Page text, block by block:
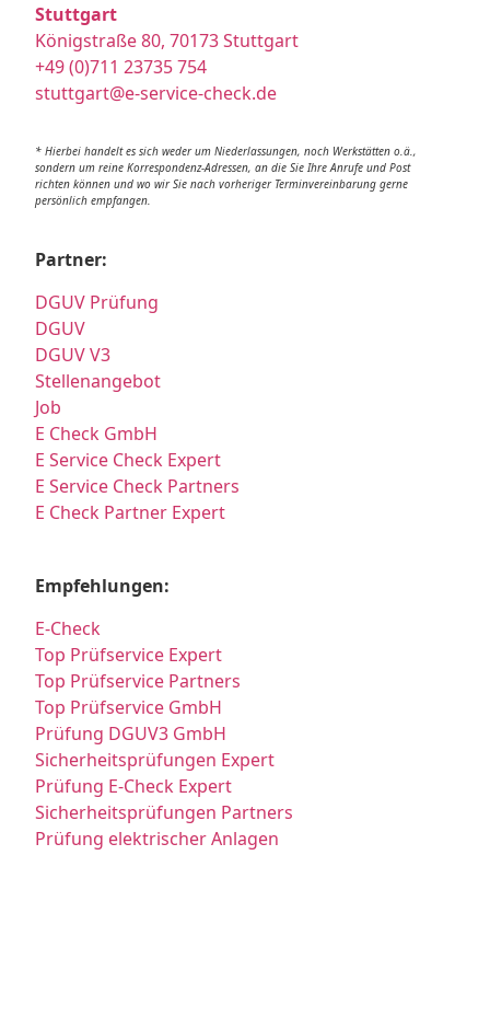
Stuttgart
Königstraße 80, 70173 Stuttgart
+49 (0)711 23735 754
stuttgart@e-service-check.de
* Hierbei handelt es sich weder um Niederlassungen, noch Werkstätten o.ä.,
sondern um reine Korrespondenz-Adressen, an die Sie Ihre Anrufe und Post
richten können und wo wir Sie nach vorheriger Terminvereinbarung gerne
persönlich empfangen.
Partner:
DGUV Prüfung
DGUV
DGUV V3
Stellenangebot
Job
E Check GmbH
E Service Check Expert
E Service Check Partners
E Check Partner Expert
Empfehlungen:
E-Check
Top Prüfservice Expert
Top Prüfservice Partners
Top Prüfservice GmbH
Prüfung DGUV3 GmbH
Sicherheitsprüfungen Expert
Prüfung E-Check Expert
Sicherheitsprüfungen Partners
Prüfung elektrischer Anlagen